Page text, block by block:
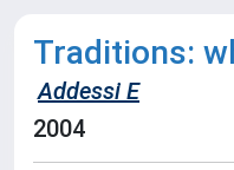
Traditions:
Addessi E
2004